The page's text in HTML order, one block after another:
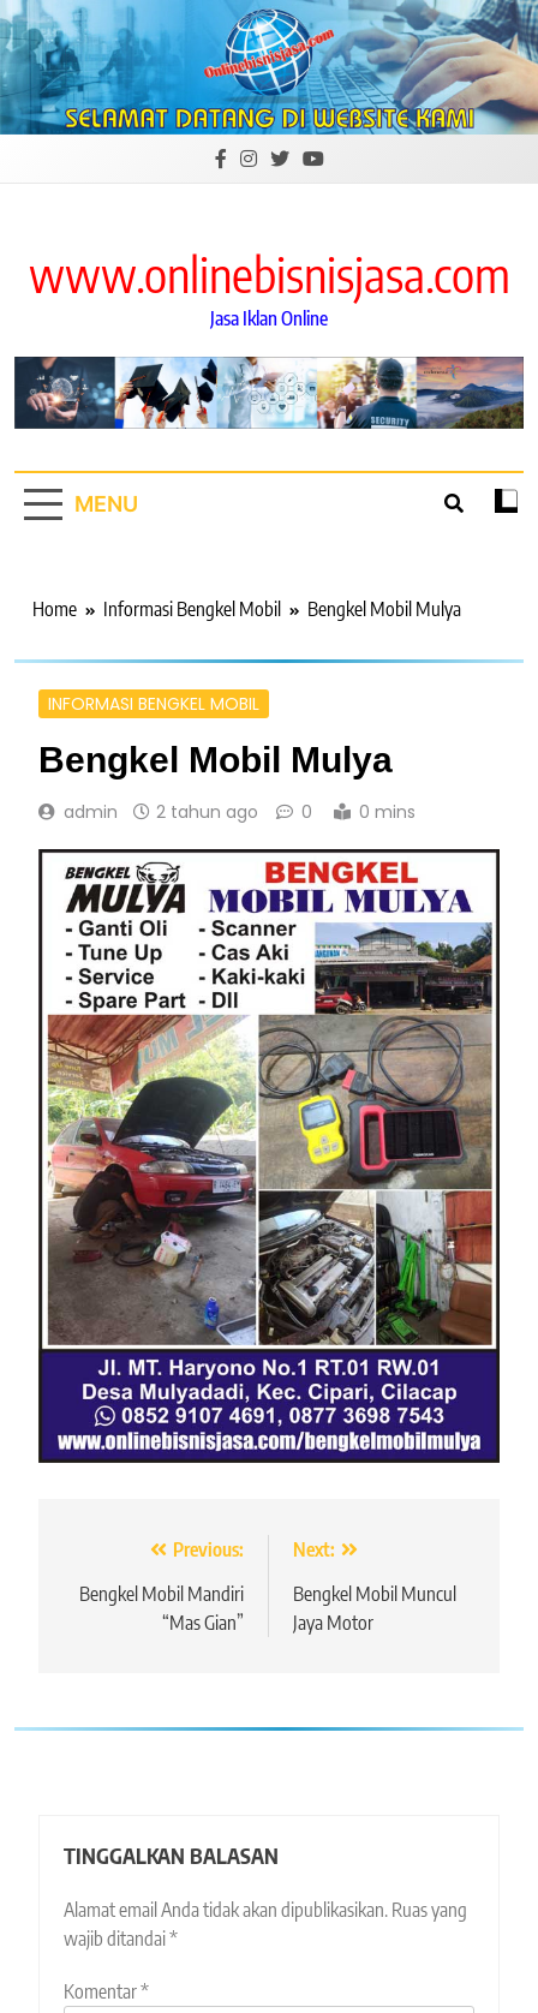
Skip
to
content
www.onlinebisnisjasa.com
Jasa Iklan Online
MENU
Home Informasi Bengkel Mobil Bengkel Mobil Mulya
INFORMASI BENGKEL MOBIL
Bengkel Mobil Mulya
admin 2 tahun ago 0 0 mins
Navigasi
pos
Previous:
Bengkel Mobil Mandiri
“Mas Gian”
Next:
Bengkel Mobil Muncul
Jaya Motor
TINGGALKAN BALASAN
Alamat email Anda tidak akan dipublikasikan. Ruas yang
wajib ditandai*
Komentar*